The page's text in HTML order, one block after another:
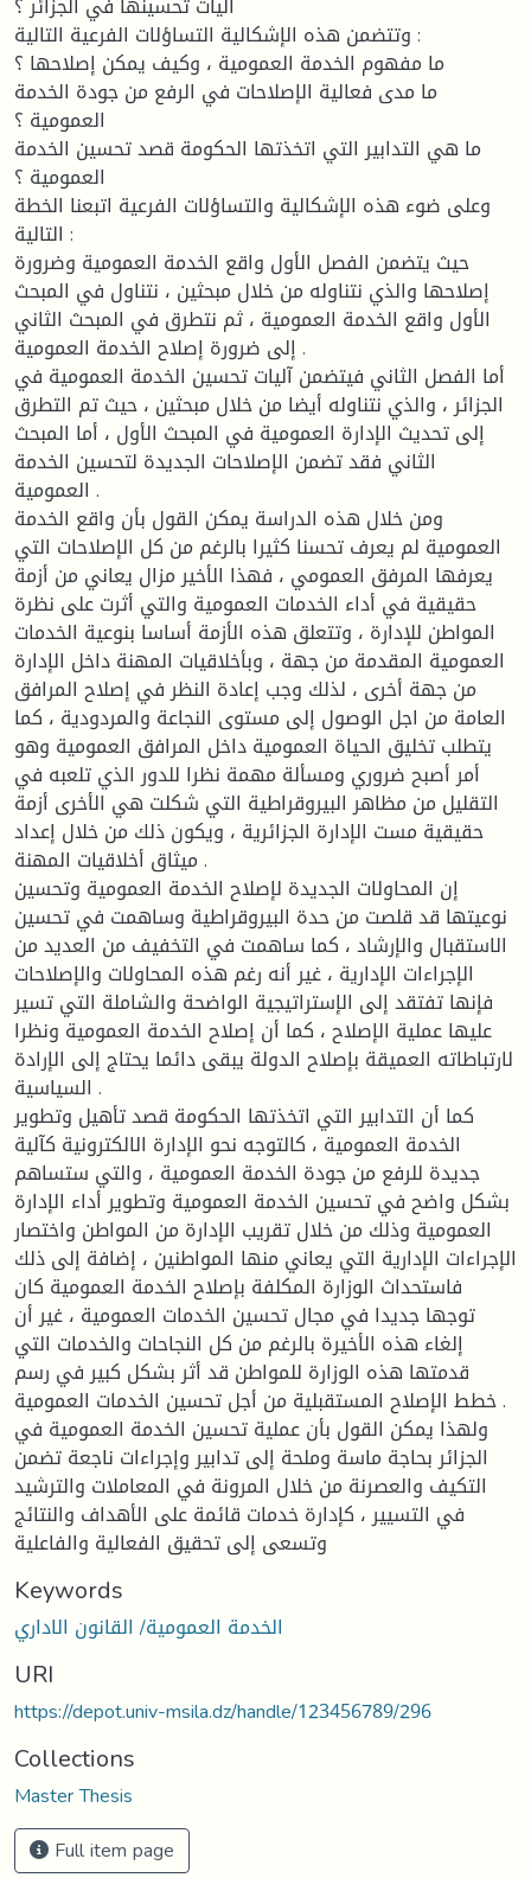
وتتضمن هذه الإشكالية التساؤلات الفرعية التالية :
ما مفهوم الخدمة العمومية ، وكيف يمكن إصلاحها ؟
ما مدى فعالية الإصلاحات في الرفع من جودة الخدمة
العمومية ؟
ما هي التدابير التي اتخذتها الحكومة قصد تحسين الخدمة
العمومية ؟
وعلى ضوء هذه الإشكالية والتساؤلات الفرعية اتبعنا الخطة
التالية :
حيث يتضمن الفصل الأول واقع الخدمة العمومية وضرورة
إصلاحها والذي نتناوله من خلال مبحثين ، نتناول في المبحث
الأول واقع الخدمة العمومية ، ثم نتطرق في المبحث الثاني
إلى ضرورة إصلاح الخدمة العمومية .
أما الفصل الثاني فيتضمن آليات تحسين الخدمة العمومية في
الجزائر ، والذي نتناوله أيضا من خلال مبحثين ، حيث تم التطرق
إلى تحديث الإدارة العمومية في المبحث الأول ، أما المبحث
الثاني فقد تضمن الإصلاحات الجديدة لتحسين الخدمة
العمومية .
ومن خلال هذه الدراسة يمكن القول بأن واقع الخدمة
العمومية لم يعرف تحسنا كثيرا بالرغم من كل الإصلاحات التي
يعرفها المرفق العمومي ، فهذا الأخير مزال يعاني من أزمة
حقيقية في أداء الخدمات العمومية والتي أثرت على نظرة
المواطن للإدارة ، وتتعلق هذه الأزمة أساسا بنوعية الخدمات
العمومية المقدمة من جهة ، وبأخلاقيات المهنة داخل الإدارة
من جهة أخرى ، لذلك وجب إعادة النظر في إصلاح المرافق
العامة من اجل الوصول إلى مستوى النجاعة والمردودية ، كما
يتطلب تخليق الحياة العمومية داخل المرافق العمومية وهو
أمر أصبح ضروري ومسألة مهمة نظرا للدور الذي تلعبه في
التقليل من مظاهر البيروقراطية التي شكلت هي الأخرى أزمة
حقيقية مست الإدارة الجزائرية ، ويكون ذلك من خلال إعداد
ميثاق أخلاقيات المهنة .
إن المحاولات الجديدة لإصلاح الخدمة العمومية وتحسين
نوعيتها قد قلصت من حدة البيروقراطية وساهمت في تحسين
الاستقبال والإرشاد ، كما ساهمت في التخفيف من العديد من
الإجراءات الإدارية ، غير أنه رغم هذه المحاولات والإصلاحات
فإنها تفتقد إلى الإستراتيجية الواضحة والشاملة التي تسير
عليها عملية الإصلاح ، كما أن إصلاح الخدمة العمومية ونظرا
لارتباطاته العميقة بإصلاح الدولة يبقى دائما يحتاج إلى الإرادة
السياسية .
كما أن التدابير التي اتخذتها الحكومة قصد تأهيل وتطوير
الخدمة العمومية ، كالتوجه نحو الإدارة الالكترونية كآلية
جديدة للرفع من جودة الخدمة العمومية ، والتي ستساهم
بشكل واضح في تحسين الخدمة العمومية وتطوير أداء الإدارة
العمومية وذلك من خلال تقريب الإدارة من المواطن واختصار
الإجراءات الإدارية التي يعاني منها المواطنين ، إضافة إلى ذلك
فاستحداث الوزارة المكلفة بإصلاح الخدمة العمومية كان
توجها جديدا في مجال تحسين الخدمات العمومية ، غير أن
إلغاء هذه الأخيرة بالرغم من كل النجاحات والخدمات التي
قدمتها هذه الوزارة للمواطن قد أثر بشكل كبير في رسم
خطط الإصلاح المستقبلية من أجل تحسين الخدمات العمومية .
ولهذا يمكن القول بأن عملية تحسين الخدمة العمومية في
الجزائر بحاجة ماسة وملحة إلى تدابير وإجراءات ناجعة تضمن
التكيف والعصرنة من خلال المرونة في المعاملات والترشيد
في التسيير ، كإدارة خدمات قائمة على الأهداف والنتائج
وتسعى إلى تحقيق الفعالية والفاعلية
Keywords
الخدمة العمومية/ القانون الاداري
URI
https://depot.univ-msila.dz/handle/123456789/296
Collections
Master Thesis
Full item page